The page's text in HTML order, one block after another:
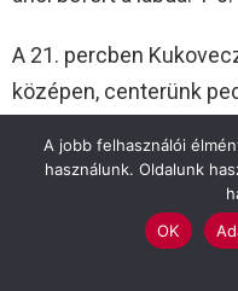
A 21. percben
középen, centerünk
segítségével került a
Két helyzet két gól a
egy rangadón. A 26.
A jobb felhasználói
használunk. Oldalunk
OK